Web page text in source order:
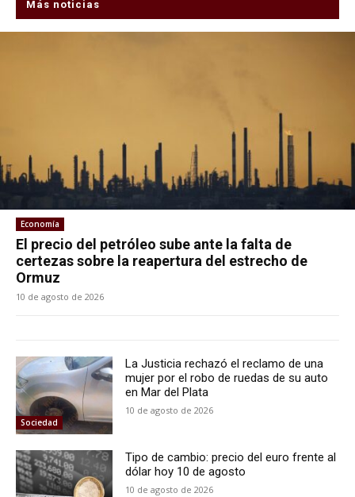
Más noticias
Economía
El precio del petróleo sube ante la falta de
certezas sobre la reapertura del estrecho de
Ormuz
10 de agosto de 2026
Sociedad
La Justicia rechazó el reclamo de una
mujer por el robo de ruedas de su auto
en Mar del Plata
10 de agosto de 2026
Tipo de cambio: precio del euro frente al
dólar hoy 10 de agosto
10 de agosto de 2026